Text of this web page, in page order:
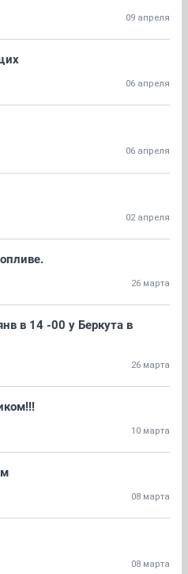
09 апреля
06 апреля
06 апреля
02 апреля
26 марта
в 14 -00 у Беркута в
26 марта
10 марта
08 марта
08 марта